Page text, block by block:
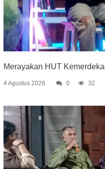
Merayakan HUT
4 Agustus 2026 0 32